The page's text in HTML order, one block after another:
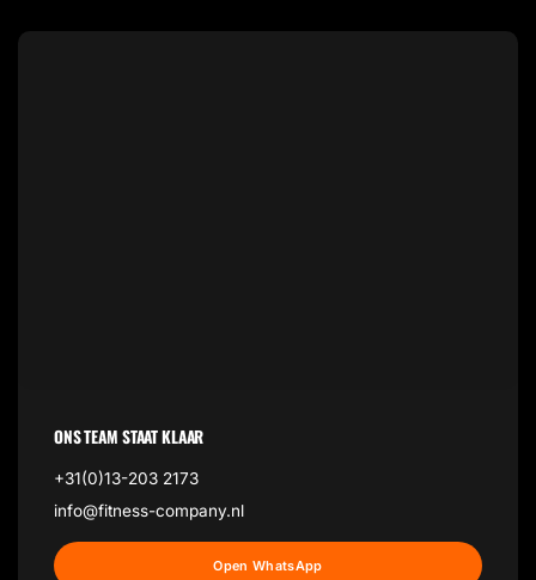
ONS TEAM STAAT KLAAR
+31(0)13-203 2173
info@fitness-company.nl
Open WhatsApp